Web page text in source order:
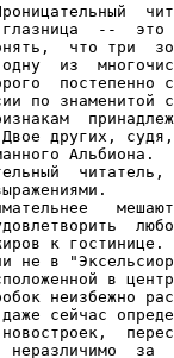
глазница  --  это
что три
из
постепенно
по знаменитой
Двое других,
читатель,
к гостинице.
не в
в
неизбежно
сейчас
неразличимо